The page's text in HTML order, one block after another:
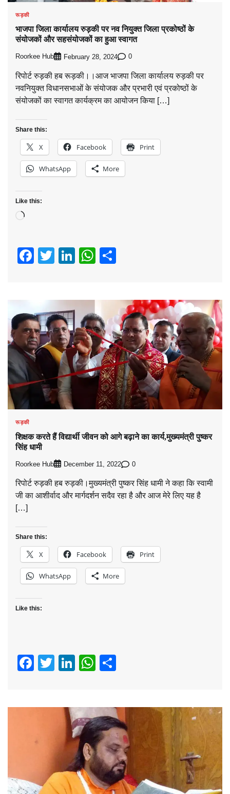
रूड़की
भाजपा जिला कार्यालय रुड़की पर नव नियुक्त जिला प्रकोष्ठों के
संयोजकों और सहसंयोजकों का हुआ स्वागत
Roorkee Hub February 28, 2024 0
रिपोर्ट रुड़की हब रूड़की।।आज भाजपा जिला कार्यालय रुड़की पर
नवनियुक्त विधानसभाओं के संयोजक और प्रभारी एवं प्रकोष्ठों के
संयोजकों का स्वागत कार्यक्रम का आयोजन किया […]
Share this:
X Facebook Print
WhatsApp More
Like this:
Loading…
Facebook
Twitter
LinkedIn
WhatsApp
रूड़की
शिक्षक करते हैं विद्यार्थी जीवन को आगे बढ़ाने का कार्य,मुख्यमंत्री पुष्कर
सिंह धामी
Roorkee Hub December 11, 2022 0
रिपोर्ट रुड़की हब रुड़की।मुख्यमंत्री पुष्कर सिंह धामी ने कहा कि स्वामी
जी का आशीर्वाद और मार्गदर्शन सदैव रहा है और आज मेरे लिए यह है
[…]
Share this:
X Facebook Print
WhatsApp More
Like this:
Facebook
TwitterLinkedIn
WhatsApp